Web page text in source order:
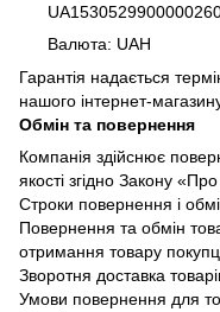
Валюта: UAH
Гарантія надається
нашого інтернет-
Обмін та повернення
Компанія здійснює
якості згідно Закону
Строки повернення і
Повернення та обмін
отримання товару
Зворотня доставка
Умови повернення для